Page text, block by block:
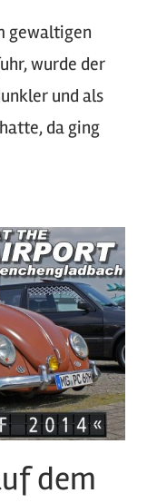
gewaltigen
wurde der
und als
da ging
dem